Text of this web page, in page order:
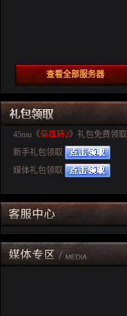
查看全部服务器
45mu《枭雄转2》礼包免费领取
新手礼包领取
媒体礼包领取